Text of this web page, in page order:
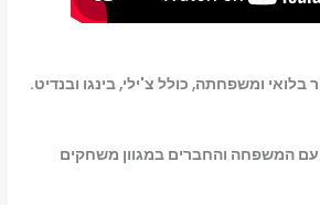
ומשפחתה, כולל צ'ילי, בינגו ובנדיט.
המשפחה והחברים במגוון משחקים